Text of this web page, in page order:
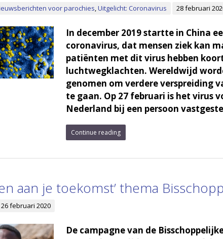
voor parochies,Uitgelicht: Coronavirus 28 februari
In december 2019 startte in China
coronavirus, dat mensen ziek kan
patiënten met dit virus hebben
luchtwegklachten. Wereldwijd
genomen om verdere verspreiding
te gaan. Op 27 februari is het virus
Nederland bij een persoon
Continue reading
aan je toekomst’ thema
26 februari 2020
De campagne van de